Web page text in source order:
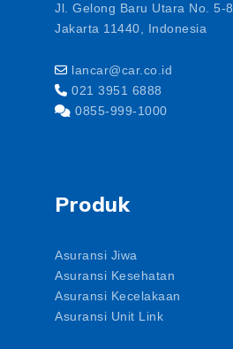
Jl. Gelong Baru Utara No. 5-8,
Jakarta 11440, Indonesia
lancar@car.co.id
021 3951 6888
0855-999-1000
Produk
Asuransi Jiwa
Asuransi Kesehatan
Asuransi Kecelakaan
Asuransi Unit Link